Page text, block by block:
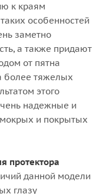
к краям
особенностей
заметно
а также придают
от пятна
более тяжелых
этого
надежные и
и покрытых
протектора
данной модели
глазу